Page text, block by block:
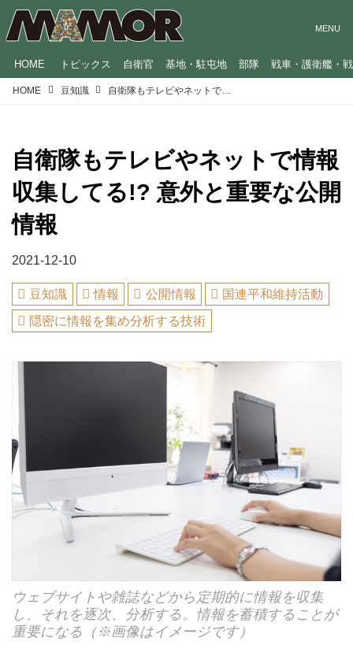
HOME トピックス 自衛官 基地・駐屯地 部隊 戦車・護衛艦・
HOME 豆知識
自衛隊もテレビやネットで情報
収集してる!? 意外と重要な公開
情報
2021-12-10
豆知識 情報 公開情報
国連平和維持活動
隠密に情報を集め分析する技術
ウェブサイトや雑誌などから定期的に情報を収集
し、それを逐次、分析する。情報を蓄積することが
重要になる（※画像はイメージです）